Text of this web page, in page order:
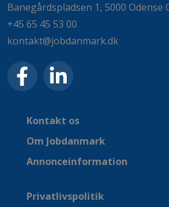
Banegårdspladsen 1, 5000 Odense
+45 65 45 53 00
kontakt@jobdanmark.dk
Kontakt os
Om Jobdanmark
Annonceinformation
Privatlivspolitik